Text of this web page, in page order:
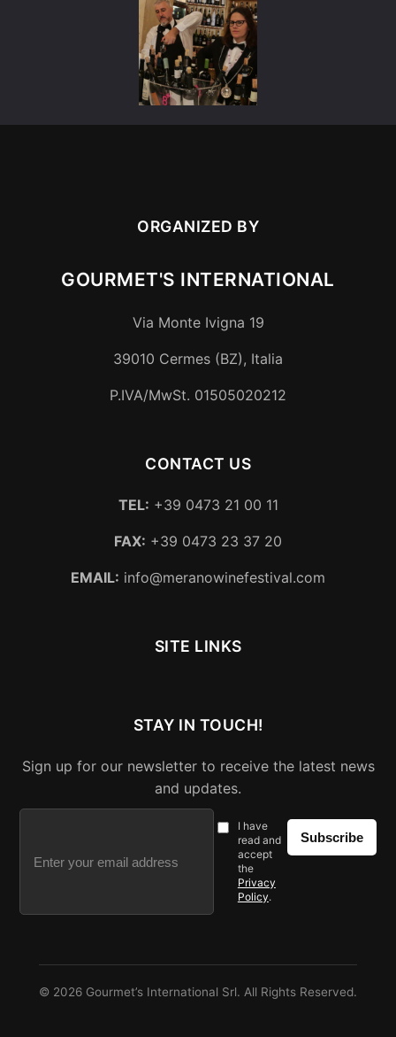
ORGANIZED BY
GOURMET'S INTERNATIONAL
Via Monte Ivigna 19
39010 Cermes (BZ), Italia
P.IVA/MwSt. 01505020212
CONTACT US
TEL: +39 0473 21 00 11
FAX: +39 0473 23 37 20
EMAIL: info@meranowinefestival.com
SITE LINKS
STAY IN TOUCH!
Sign up for our newsletter to receive the latest news
and updates.
I have
read and
accept
the
Privacy
Policy.
Subscribe
© 2026 Gourmet’s International Srl. All Rights Reserved.